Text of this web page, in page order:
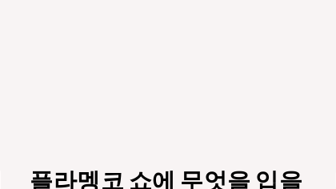
플라멩코 쇼에 무엇을 입을